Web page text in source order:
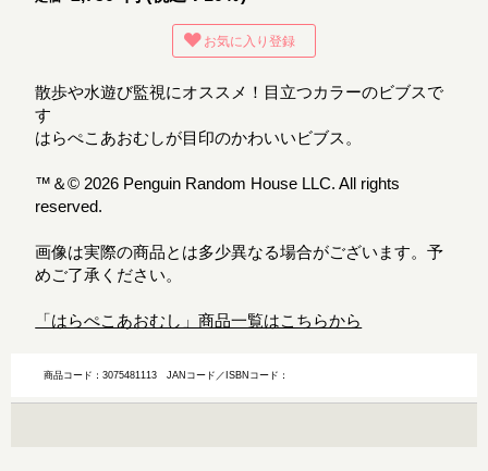
お気に入り登録
散歩や水遊び監視にオススメ！目立つカラーのビブスで
す
はらぺこあおむしが目印のかわいいビブス。
™＆© 2026 Penguin Random House LLC. All rights
reserved.
画像は実際の商品とは多少異なる場合がございます。予
めご了承ください。
「はらぺこあおむし」商品一覧はこちらから
商品コード：3075481113JANコード／ISBNコード：